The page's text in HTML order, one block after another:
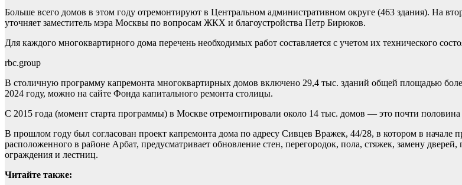
Больше всего домов в этом году отремонтируют в Центральном административном округе (463 здания). На
уточняет заместитель мэра Москвы по вопросам ЖКХ и благоустройства Петр Бирюков.
Для каждого многоквартирного дома перечень необходимых работ составляется с учетом их технического
rbc.group
В столичную программу капремонта многоквартирных домов включено 29,4 тыс. зданий общей площадью
2024 году, можно на сайте Фонда капитального ремонта столицы.
С 2015 года (момент старта программы) в Москве отремонтировали около 14 тыс. домов — это почти половина
В прошлом году был согласован проект капремонта дома по адресу Сивцев Вражек, 44/28, в котором в
расположенного в районе Арбат, предусматривает обновление стен, перегородок, пола, стяжек, замену
ограждения и лестниц.
Читайте также: